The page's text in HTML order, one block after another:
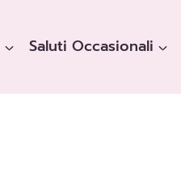
Saluti Occasionali